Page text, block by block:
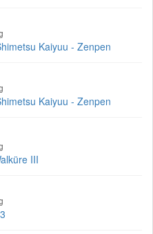
Kaiyuu - Zenpen
Kaiyuu - Zenpen
III